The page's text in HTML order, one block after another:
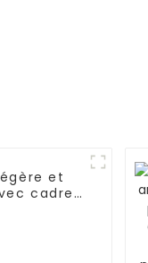
et
cadre